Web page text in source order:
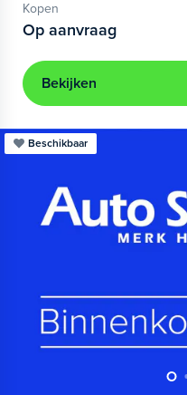
Kopen
Op aanvraag
Bekijken
Beschikbaar